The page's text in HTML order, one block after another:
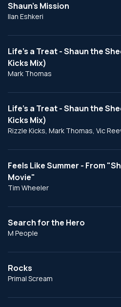
Shaun's Mission
Ilan Eshkeri
Life's a Treat - Shaun the
Kicks Mix)
Mark Thomas
Life's a Treat - Shaun the
Kicks Mix)
Rizzle Kicks, Mark Thomas, Vic
Feels Like Summer - From
Movie"
Tim Wheeler
Search for the Hero
M People
Rocks
Primal Scream